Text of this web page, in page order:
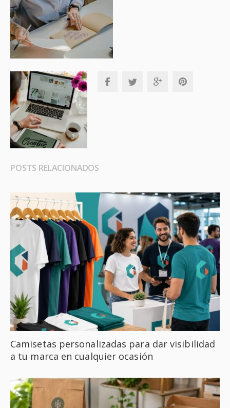
POSTS RELACIONADOS
Camisetas personalizadas para dar visibilidad
a tu marca en cualquier ocasión